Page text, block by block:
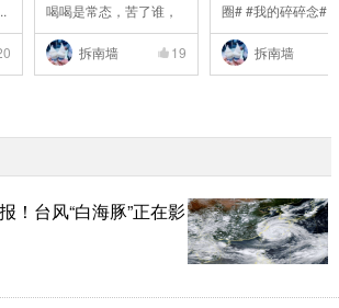
喝喝是常态，苦了谁，
..
拆南墙
19
圈# #我的碎碎念#
拆南墙
！台风“白海豚”正在影